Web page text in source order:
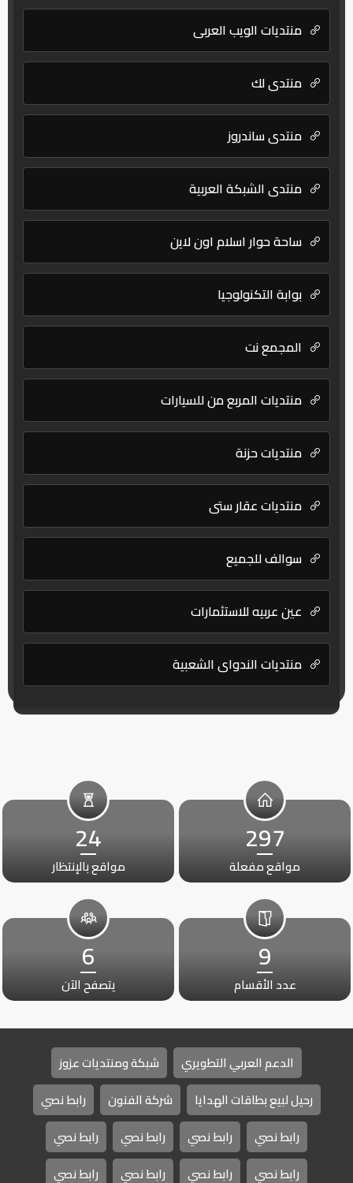
منتديات الويب العربي
منتدى لك
منتدى ساندروز
منتدى الشبكة العربية
ساحة حوار اسلام اون لاين
بوابة التكنولوجيا
المجمع نت
منتديات المربع من للسيارات
منتديات حزنة
منتديات عقار ستي
سوالف للجميع
عين عربيه للاستثمارات
منتديات الندواي الشعبية
297
مواقع مفعلة
24
مواقع بالإنتظار
9
عدد الأقسام
6
يتصفح الآن
الدعم العربي التطويري
شبكة ومنتديات عزوز
رحيل لبيع بطاقات الهدايا
شركة الفنون
رابط نصي
رابط نصي
رابط نصي رابط نصي
رابط نصي
رابط نصي
رابط نصي رابط نصي رابط نصي